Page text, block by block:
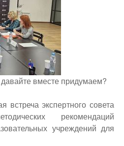
вместе придумаем?
встреча экспертного совета
рекомендаций
учреждений для